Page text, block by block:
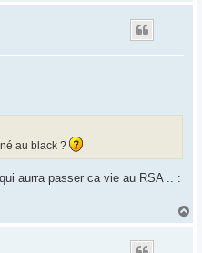
au black ?
aurra passer ca vie au RSA .. :
a